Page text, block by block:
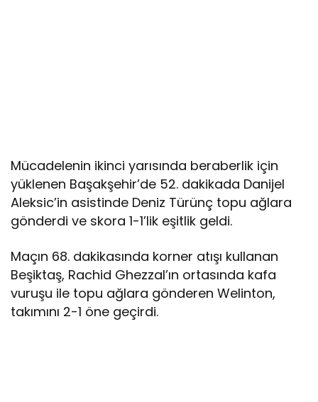
Mücadelenin ikinci yarısında beraberlik için
yüklenen Başakşehir’de 52. dakikada Danijel
Aleksic’in asistinde Deniz Türünç topu ağlara
gönderdi ve skora 1-1’lik eşitlik geldi.
Maçın 68. dakikasında korner atışı kullanan
Beşiktaş, Rachid Ghezzal’ın ortasında kafa
vuruşu ile topu ağlara gönderen Welinton,
takımını 2-1 öne geçirdi.